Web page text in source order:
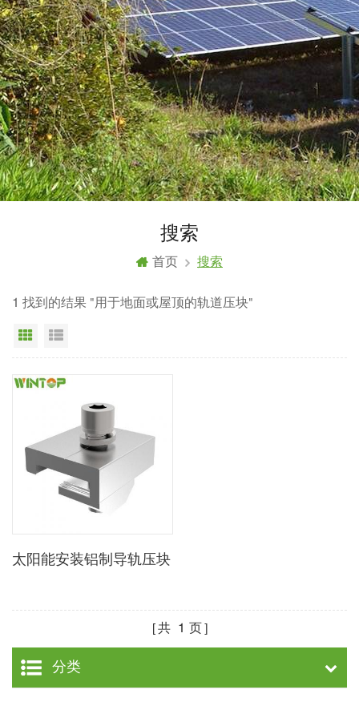
搜索
首页 搜索
1 找到的结果 "用于地面或屋顶的轨道压块"
网格视图
太阳能安装铝制导轨压块
共 1 页
分类